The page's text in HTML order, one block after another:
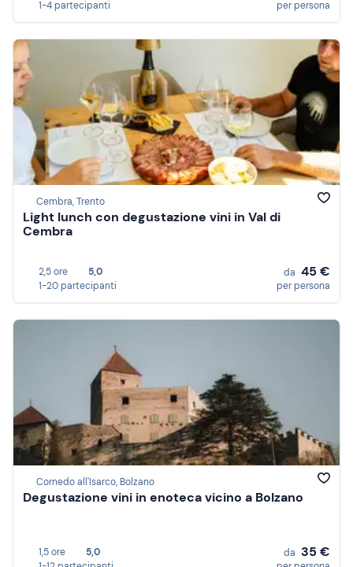
1-4 partecipanti
per persona
Cembra, Trento
Light lunch con degustazione vini in Val di
Cembra
2,5 ore
5,0
1-20 partecipanti
da 45 €
per persona
Cornedo all'Isarco, Bolzano
Degustazione vini in enoteca vicino a Bolzano
1,5 ore
5,0
da 35 €